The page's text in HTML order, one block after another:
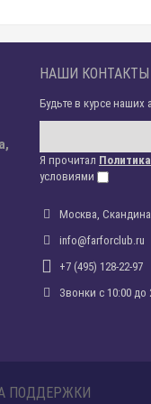
НАШИ КОНТАКТЫ
Будьте в курсе
Я прочитал
условиями
Москва,
info@farforclub.ru
+7 (495) 128-22-97
Звонки c 10:00 до
ПОДДЕРЖКИ